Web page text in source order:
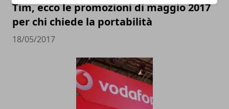
Tim, ecco le promozioni di maggio 2017
per chi chiede la portabilità
18/05/2017